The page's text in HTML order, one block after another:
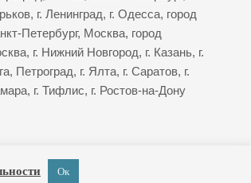
, г. Ленинград, г. Одесса, город
Петербург, Москва, город
, г. Нижний Новгород, г. Казань, г.
, Петроград, г. Ялта, г. Саратов, г.
, г. Тифлис, г. Ростов-на-Дону
Ок